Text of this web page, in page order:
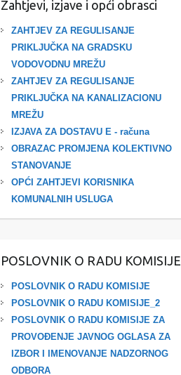
Zahtjevi, izjave i opći obrasci
ZAHTJEV ZA REGULISANJE
PRIKLJUČKA NA GRADSKU
VODOVODNU MREŽU
ZAHTJEV ZA REGULISANJE
PRIKLJUČKA NA KANALIZACIONU
MREŽU
IZJAVA ZA DOSTAVU E - računa
OBRAZAC PROMJENA KOLEKTIVNO
STANOVANJE
OPĆI ZAHTJEVI KORISNIKA
KOMUNALNIH USLUGA
POSLOVNIK O RADU KOMISIJE
POSLOVNIK O RADU KOMISIJE
POSLOVNIK O RADU KOMISIJE_2
POSLOVNIK O RADU KOMISIJE ZA
PROVOĐENJE JAVNOG OGLASA ZA
IZBOR I IMENOVANJE NADZORNOG
ODBORA